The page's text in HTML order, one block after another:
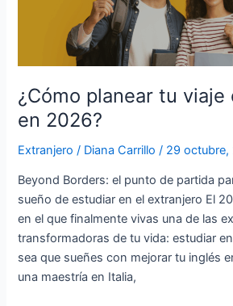
¿Cómo planear tu
en 2026?
Extranjero / Diana Carrillo/ 29 octubre,
Beyond Borders: el punto de partida
sueño de estudiar en el extranjero El
en el que finalmente vivas una de las
transformadoras de tu vida: estudiar
sea que sueñes con mejorar tu inglés
una maestría en Italia,
educativo
2026?